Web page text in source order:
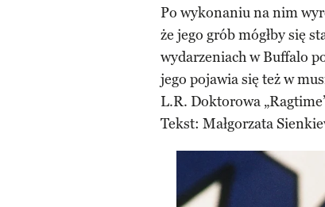
Po wykonaniu na nim
że jego grób mógłby się
wydarzeniach w Buffalo
jego pojawia się też w
L.R. Doktorowa
Tekst: Małgorzata